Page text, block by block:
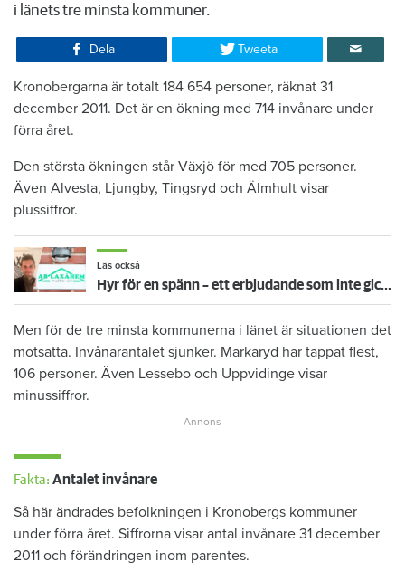
i länets tre minsta kommuner.
Dela Tweeta
Kronobergarna är totalt 184 654 personer, räknat 31
december 2011. Det är en ökning med 714 invånare under
förra året.
Den största ökningen står Växjö för med 705 personer.
Även Alvesta, Ljungby, Tingsryd och Älmhult visar
plussiffror.
Läs också
Hyr för en spänn – ett erbjudande som inte gick hem: "Stolt att vi försökte"
Men för de tre minsta kommunerna i länet är situationen det
motsatta. Invånarantalet sjunker. Markaryd har tappat flest,
106 personer. Även Lessebo och Uppvidinge visar
minussiffror.
Fakta: Antalet invånare
Så här ändrades befolkningen i Kronobergs kommuner
under förra året. Siffrorna visar antal invånare 31 december
2011 och förändringen inom parentes.